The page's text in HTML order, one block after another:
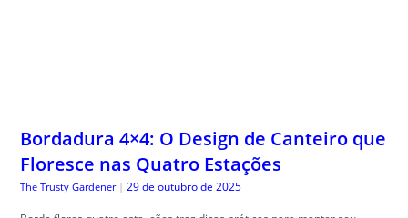
Borda flores quatro esta, ções traz dicas práticas para manter seu
jardim colorido e saudável durante todo o ano. Descubra como!